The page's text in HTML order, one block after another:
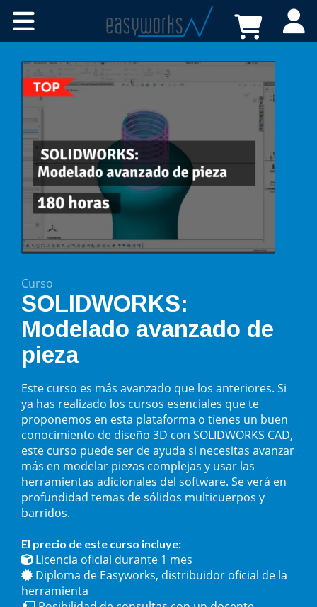
Cursos online
Certificaciones
A medida
Recursos
Tienda
FAQs
Curso
SOLIDWORKS:
Modelado avanzado de
pieza
Este curso es más avanzado que los anteriores. Si
ya has realizado los cursos esenciales que te
proponemos en esta plataforma o tienes un buen
conocimiento de diseño 3D con SOLIDWORKS CAD,
este curso puede ser de ayuda si necesitas avanzar
más en modelar piezas complejas y usar las
herramientas adicionales del software. Se verá en
profundidad temas de sólidos multicuerpos y
barridos.
El precio de este curso incluye:
Licencia oficial durante 1 mes
Diploma de Easyworks, distribuidor oficial de la
herramienta